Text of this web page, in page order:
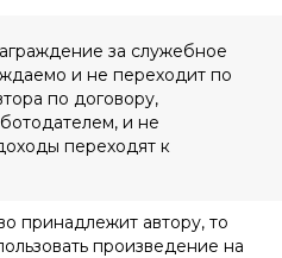
за служебное
и не переходит по
по договору,
и не
переходят к
принадлежит автору, то
произведение на